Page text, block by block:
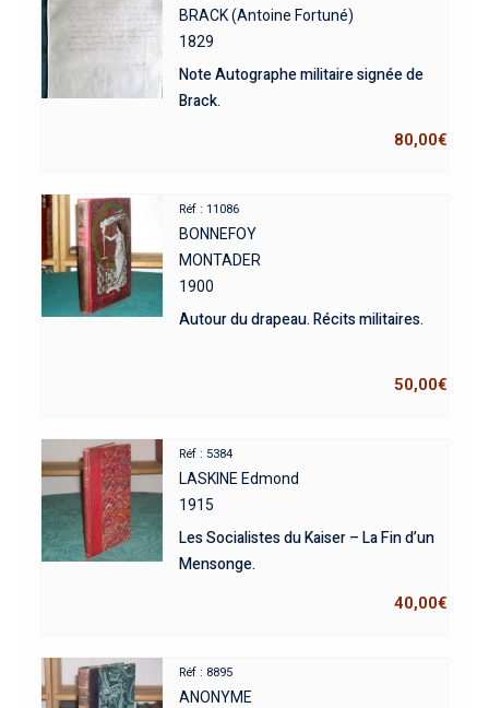
BRACK (Antoine Fortuné)
1829
Note Autographe militaire signée de
Brack.
80,00€
Réf : 11086
BONNEFOY
MONTADER
1900
Autour du drapeau. Récits militaires.
50,00€
Réf : 5384
LASKINE Edmond
1915
Les Socialistes du Kaiser – La Fin d’un
Mensonge.
40,00€
Réf : 8895
ANONYME